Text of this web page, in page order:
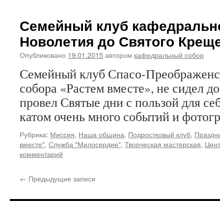
Семейный клуб
Новолетия до Святого
Опубликовано 19.01.2015автором кафедральный собор
Семейный клуб Спасо-
собора «Растем вместе», не сидел
провел Святые дни с пользой для
катом очень много событий и
Рубрика: Миссия, Наша община, Подростковый клуб,
вместе", Служба "Милосердие", Творческая мастерская,
комментарий
← Предыдущие записи